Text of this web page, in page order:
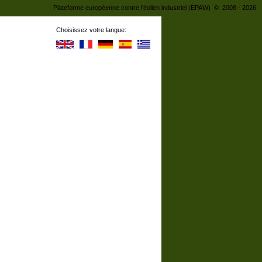
Choisissez votre langue:
Plateforme européenne contre l'éolien industriel (EPAW) © 2008 - 2026